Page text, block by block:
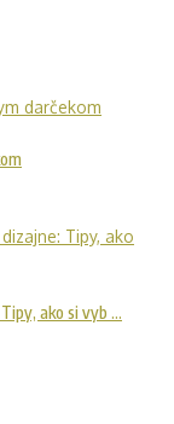
ako si vyb ...